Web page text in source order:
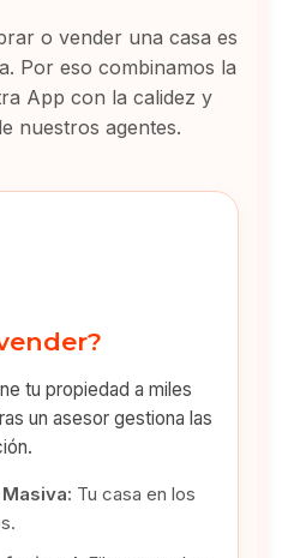
o vender una casa es
Por eso combinamos la
App con la calidez y
nuestros agentes.
tu propiedad a miles
un asesor gestiona las
Tu casa en los